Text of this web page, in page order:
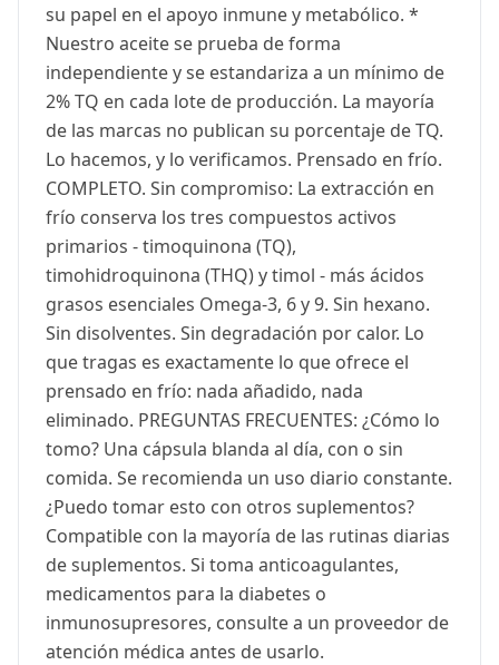
su papel en el apoyo inmune y metabólico. *
Nuestro aceite se prueba de forma
independiente y se estandariza a un mínimo de
2% TQ en cada lote de producción. La mayoría
de las marcas no publican su porcentaje de TQ.
Lo hacemos, y lo verificamos. Prensado en frío.
COMPLETO. Sin compromiso: La extracción en
frío conserva los tres compuestos activos
primarios - timoquinona (TQ),
timohidroquinona (THQ) y timol - más ácidos
grasos esenciales Omega-3, 6 y 9. Sin hexano.
Sin disolventes. Sin degradación por calor. Lo
que tragas es exactamente lo que ofrece el
prensado en frío: nada añadido, nada
eliminado. PREGUNTAS FRECUENTES: ¿Cómo lo
tomo? Una cápsula blanda al día, con o sin
comida. Se recomienda un uso diario constante.
¿Puedo tomar esto con otros suplementos?
Compatible con la mayoría de las rutinas diarias
de suplementos. Si toma anticoagulantes,
medicamentos para la diabetes o
inmunosupresores, consulte a un proveedor de
atención médica antes de usarlo.